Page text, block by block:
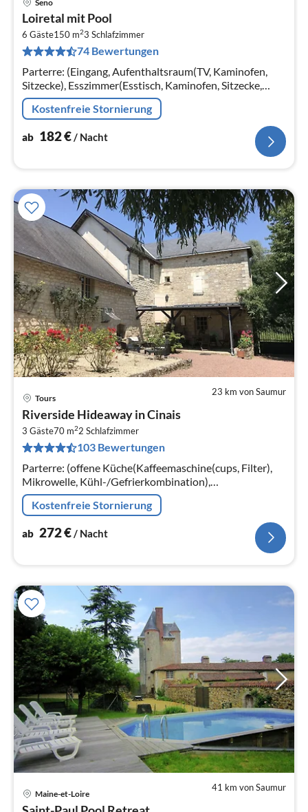
Seno
Loiretal mit Pool
6 Gäste150 m23 Schlafzimmer
74 Bewertungen
Parterre: (Eingang, Aufenthaltsraum(TV, Kaminofen,
Sitzecke), Esszimmer(Esstisch, Kaminofen, Sitzecke,
Radio)
Kostenfreie Stornierung
ab 182€/ Nacht
23 km von Saumur
Tours
Riverside Hideaway in Cinais
3 Gäste70 m22 Schlafzimmer
103 Bewertungen
Parterre: (offene Küche(Kaffeemaschine(cups, Filter),
Mikrowelle, Kühl-/Gefrierkombination),
Wohn/Esszimmer(TV(digital, Niederländische TV-
Kanäle, internationale TV-Kanäle)
Kostenfreie Stornierung
ab 272€/ Nacht
41 km von Saumur
Maine-et-Loire